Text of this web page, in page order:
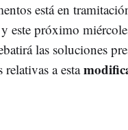
está en
este próximo
las soluciones
relativas a esta